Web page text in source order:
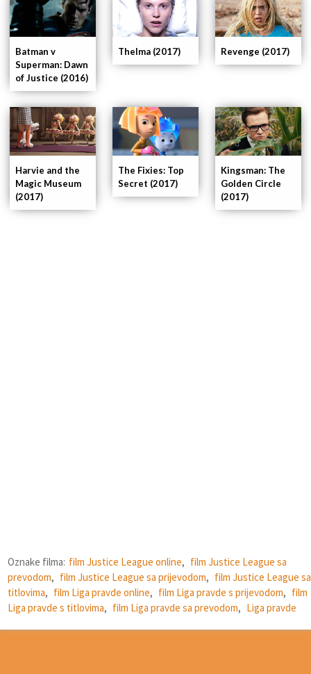
Batman v
Superman: Dawn
of Justice (2016)
Kingsman: The
Golden Circle
(2017)
The Fixies: Top
Secret (2017)
Harvie and the
Magic Museum
(2017)
Revenge (2017)
Thelma (2017)
Oznake filma: film Justice League online, film Justice League sa
prevodom, film Justice League sa prijevodom, film Justice League sa
titlovima, film Liga pravde online, film Liga pravde s prijevodom, film
Liga pravde s titlovima, film Liga pravde sa prevodom, Liga pravde